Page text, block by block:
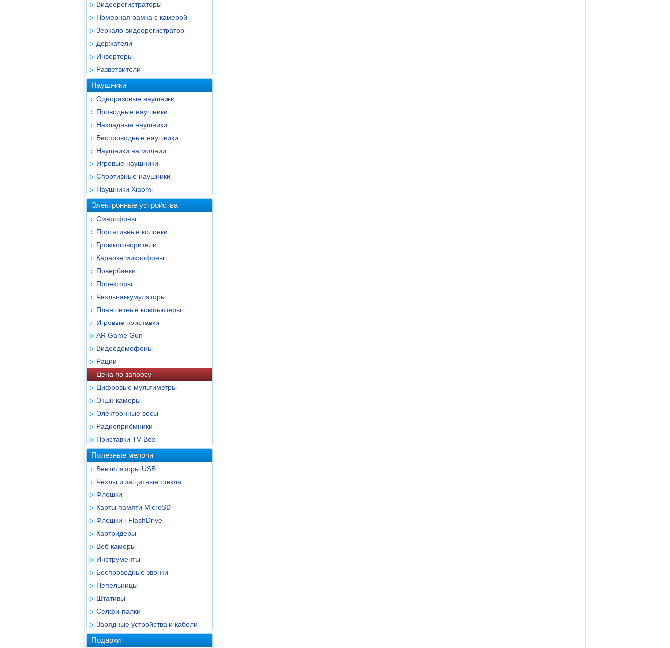
Видеорегистраторы
Номерная рамка с камерой
Зеркало видеорегистратор
Держатели
Инверторы
Разветвители
Наушники
Одноразовые наушники
Проводные наушники
Накладные наушники
Беспроводные наушники
Наушники на молнии
Игровые наушники
Спортивные наушники
Наушники Xiaomi
Электронные устройства
Смартфоны
Портативные колонки
Громкоговорители
Караоке микрофоны
Повербанки
Проекторы
Чехлы-аккумуляторы
Планшетные компьютеры
Игровые приставки
AR Game Gun
Видеодомофоны
Рации
Цена по запросу
Цифровые мультиметры
Экшн камеры
Электронные весы
Радиоприёмники
Приставки TV Box
Полезные мелочи
Вентиляторы USB
Чехлы и защитные стекла
Флешки
Карты памяти MicroSD
Флешки i-FlashDrive
Картридеры
Веб камеры
Инструменты
Беспроводные звонки
Пепельницы
Штативы
Селфи-палки
Зарядные устройства и кабели
Подарки